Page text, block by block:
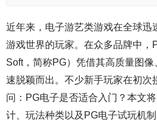
近年来，电子游艺类游戏在全球迅
游戏世界的玩家。在众多品牌中，
Soft，简称PG）凭借其高质量图
速脱颖而出。不少新手玩家在初次
问：PG电子是否适合入门？本文
计、玩法种类以及PG电子试玩机